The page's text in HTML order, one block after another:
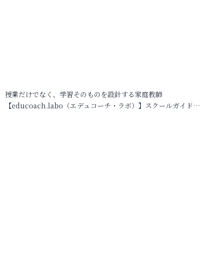
授業だけでなく、学習そのものを設計する家庭教師
【educoach.labo（エデュコーチ・ラボ）】スクールガイド…